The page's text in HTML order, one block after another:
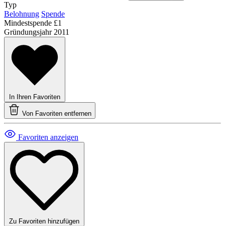
Typ
Belohnung Spende
Mindestspende £1
Gründungsjahr 2011
In Ihren Favoriten
Von Favoriten entfernen
Favoriten anzeigen
Zu Favoriten hinzufügen